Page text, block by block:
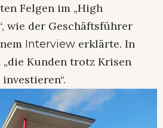
Felgen im „High
wie der Geschäftsführer
Interview erklärte. In
„die Kunden trotz Krisen